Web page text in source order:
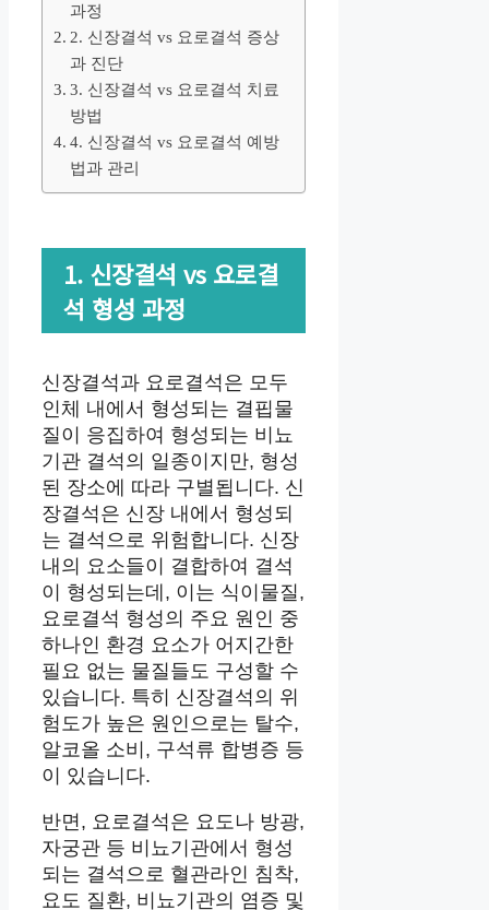
과정
2. 신장결석 vs 요로결석 증상
과 진단
3. 신장결석 vs 요로결석 치료
방법
4. 신장결석 vs 요로결석 예방
법과 관리
1. 신장결석 vs 요로결
석 형성 과정
신장결석과 요로결석은 모두
인체 내에서 형성되는 결핍물
질이 응집하여 형성되는 비뇨
기관 결석의 일종이지만, 형성
된 장소에 따라 구별됩니다. 신
장결석은 신장 내에서 형성되
는 결석으로 위험합니다. 신장
내의 요소들이 결합하여 결석
이 형성되는데, 이는 식이물질,
요로결석 형성의 주요 원인 중
하나인 환경 요소가 어지간한
필요 없는 물질들도 구성할 수
있습니다. 특히 신장결석의 위
험도가 높은 원인으로는 탈수,
알코올 소비, 구석류 합병증 등
이 있습니다.
반면, 요로결석은 요도나 방광,
자궁관 등 비뇨기관에서 형성
되는 결석으로 혈관라인 침착,
요도 질환, 비뇨기관의 염증 및